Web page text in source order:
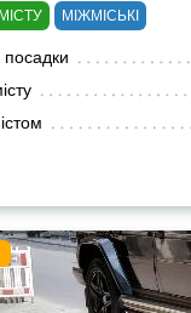
МІЖМІСЬКІ
посадки